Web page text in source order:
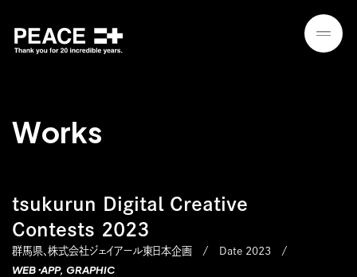
Works
tsukurun Digital Creative
Contests 2023
群馬県、株式会社ジェイアール東日本企画 Date 2023
WEB・APP GRAPHIC